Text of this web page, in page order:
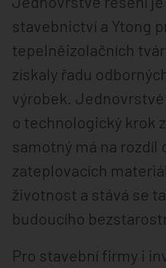
stavebnictví a Ytong
tepelněizolačních
získaly řadu
výrobek.
o technologický krok
samotný má na rozdíl
zateplovacích
životnost a stává se
budoucího
Pro stavební firmy i